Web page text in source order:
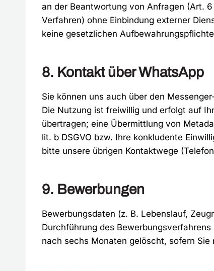
an der Beantwortung von Anfragen (Art.
Verfahren) ohne Einbindung externer
keine gesetzlichen
8. Kontakt über WhatsApp
Sie können uns auch über den
Die Nutzung ist freiwillig und erfolgt auf
übertragen; eine Übermittlung von
lit. b DSGVO bzw. Ihre konkludente
bitte unsere übrigen Kontaktwege
9. Bewerbungen
Bewerbungsdaten (z. B. Lebenslauf,
Durchführung des
nach sechs Monaten gelöscht, sofern